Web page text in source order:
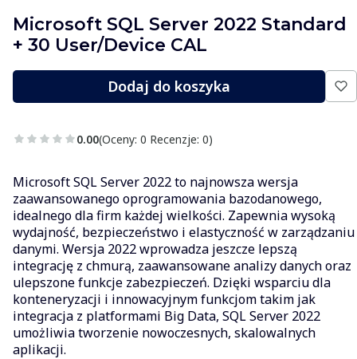
Microsoft SQL Server 2022 Standard
+ 30 User/Device CAL
Dodaj do koszyka
0.00(Oceny: 0 Recenzje: 0)
Microsoft SQL Server 2022 to najnowsza wersja
zaawansowanego oprogramowania bazodanowego,
idealnego dla firm każdej wielkości. Zapewnia wysoką
wydajność, bezpieczeństwo i elastyczność w zarządzaniu
danymi. Wersja 2022 wprowadza jeszcze lepszą
integrację z chmurą, zaawansowane analizy danych oraz
ulepszone funkcje zabezpieczeń. Dzięki wsparciu dla
konteneryzacji i innowacyjnym funkcjom takim jak
integracja z platformami Big Data, SQL Server 2022
umożliwia tworzenie nowoczesnych, skalowalnych
aplikacji.